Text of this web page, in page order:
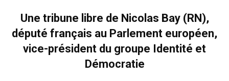
Une tribune libre de Nicolas Bay (RN),
député français au Parlement européen,
vice-président du groupe Identité et
Démocratie